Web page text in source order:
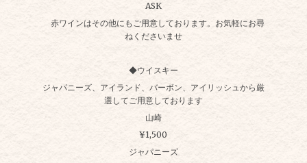
ASK
赤ワインはその他にもご用意しております。お気軽にお尋
ねくださいませ
◆ウイスキー
ジャパニーズ、アイランド、バーボン、アイリッシュから厳
選してご用意しております
山崎
¥1,500
ジャパニーズ